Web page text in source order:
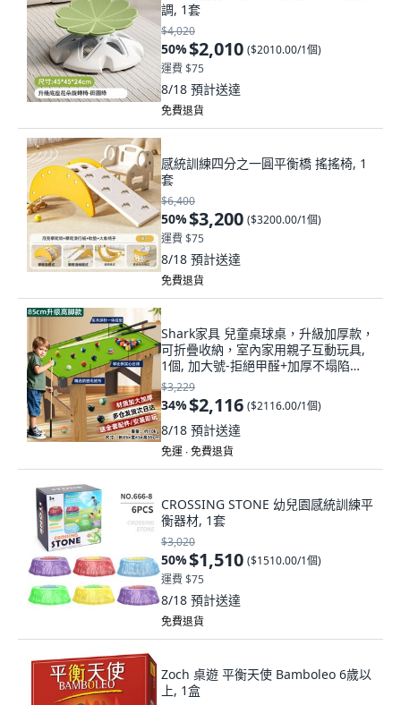
調, 1套
$4,020
50%$2,010 ($2010.00/1個)
運費 $75
8/18 預計送達
免費退貨
感統訓練四分之一圓平衡橋 搖搖椅, 1
套
$6,400
50%$3,200 ($3200.00/1個)
運費 $75
8/18 預計送達
免費退貨
Shark家具 兒童桌球桌，升級加厚款，
可折疊收納，室內家用親子互動玩具,
1個, 加大號-拒絕甲醛+加厚不塌陷
【傳統款】
$3,229
34%$2,116 ($2116.00/1個)
8/18 預計送達
免運 ∙ 免費退貨
CROSSING STONE 幼兒園感統訓練平
衡器材, 1套
$3,020
50%$1,510 ($1510.00/1個)
運費 $75
8/18 預計送達
免費退貨
Zoch 桌遊 平衡天使 Bamboleo 6歲以
上, 1盒